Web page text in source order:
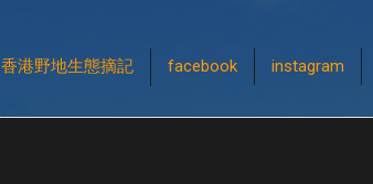
香港野地生態摘記 facebook instagram